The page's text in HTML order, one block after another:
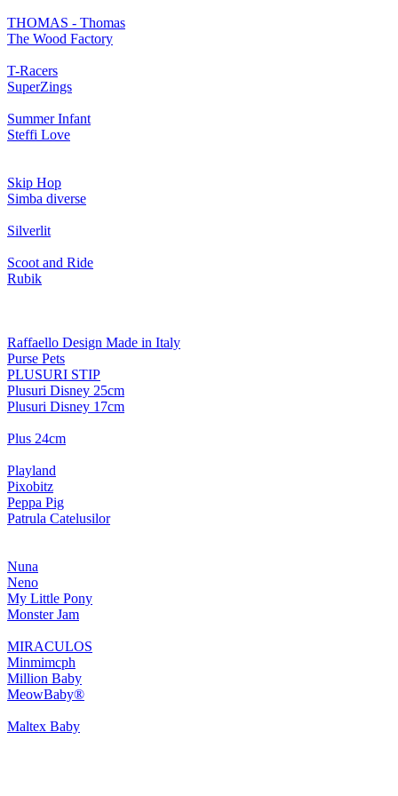
THOMAS - Thomas
The Wood Factory
T-Racers
SuperZings
Summer Infant
Steffi Love
Skip Hop
Simba diverse
Silverlit
Scoot and Ride
Rubik
Raffaello Design Made in Italy
Purse Pets
PLUSURI STIP
Plusuri Disney 25cm
Plusuri Disney 17cm
Plus 24cm
Playland
Pixobitz
Peppa Pig
Patrula Catelusilor
Nuna
Neno
My Little Pony
Monster Jam
MIRACULOS
Minmimcph
Million Baby
MeowBaby®
Maltex Baby